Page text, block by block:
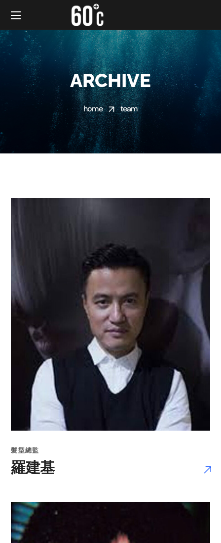
ARCHIVE
home team
髮型總監
羅建基